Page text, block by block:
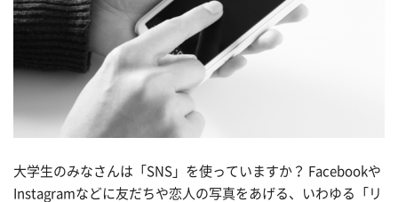
大学生のみなさんは「SNS」を使っていますか？ Facebookや
Instagramなどに友だちや恋人の写真をあげる、いわゆる「リ